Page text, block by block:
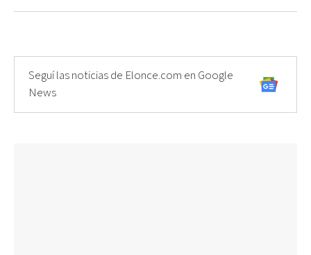
Seguí las noticias de Elonce.com en Google
News